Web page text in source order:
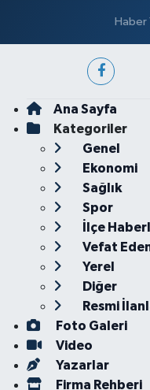
Haber
Ana Sayfa
Kategoriler
Genel
Ekonomi
Sağlık
Spor
İlçe
Vefat
Yerel
Diğer
Resmi
Foto Galeri
Video
Yazarlar
Firma Rehberi